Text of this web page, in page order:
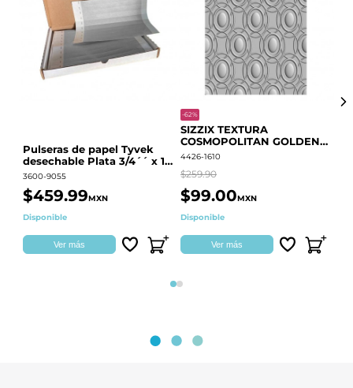
Pulseras de papel Tyvek
desechable Plata 3/4´´ x 10
´´
3600-9055
$459.99MXN
Disponible
Ver más
-62%
SIZZIX TEXTURA
COSMOPOLITAN GOLDEN
RINGS S.PARK 666700
4426-1610
$259.90
$99.00MXN
Disponible
Ver más
Página 1
Página 2